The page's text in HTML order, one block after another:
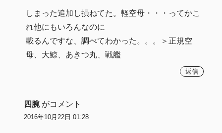
しまった追加し損ねてた。軽空母・・・ってかこ
れ他にもいろんなのに
載るんですな、調べてわかった。。。＞正規空
母、大鯨、あきつ丸、戦艦
返信
四腕 がコメント
2016年10月22日 01:28